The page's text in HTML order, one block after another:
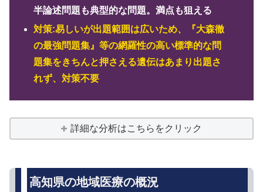
半論述問題も典型的な問題。満点も狙える
対策:易しいが出題範囲は広いため、『大森徹
の最強問題集』等の網羅性の高い標準的な問
題集をきちんと押さえる遺伝はあまり出題さ
れず、対策不要
詳細な分析はこちらをクリック
高知県の地域医療の概況